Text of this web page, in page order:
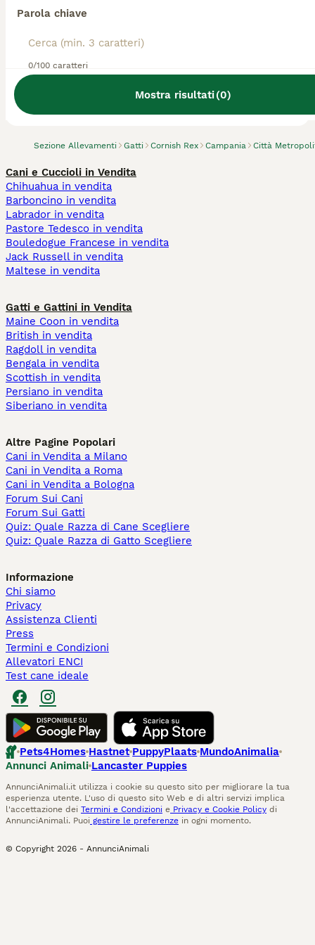
Parola chiave
0/100 caratteri
Mostra risultati(0)
Sezione Allevamenti Gatti Cornish Rex Campania Città
Abbiamo trovato 0 Allevamento gatto
Cornish Rex, Portici.
Cani e Cuccioli in Vendita
Chihuahua in vendita
Barboncino in vendita
Labrador in vendita
Pastore Tedesco in vendita
Bouledogue Francese in vendita
Jack Russell in vendita
Maltese in vendita
Gatti e Gattini in Vendita
Maine Coon in vendita
British in vendita
Ragdoll in vendita
Bengala in vendita
Scottish in vendita
Persiano in vendita
Siberiano in vendita
Altre Pagine Popolari
Cani in Vendita a Milano
Cani in Vendita a Roma
Cani in Vendita a Bologna
Forum Sui Cani
Forum Sui Gatti
Quiz: Quale Razza di Cane Scegliere
Quiz: Quale Razza di Gatto Scegliere
Informazione
Chi siamo
Privacy
Assistenza Clienti
Press
Termini e Condizioni
Allevatori ENCI
Test cane ideale
Pets4Homes Hastnet PuppyPlaats MundoAnimalia
Annunci Animali Lancaster Puppies
AnnunciAnimali.it utilizza i cookie su questo sito per migliorare la tua
esperienza utente. L'uso di questo sito Web e di altri servizi implica
l'accettazione dei Termini e Condizioni e Privacy e Cookie Policy di
AnnunciAnimali. Puoi gestire le preferenze in ogni momento.
© Copyright 2026 - AnnunciAnimali